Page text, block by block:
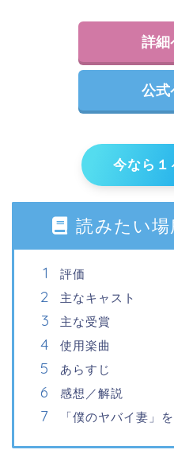
詳細
公式
今なら１
読みたい場
評価
主なキャスト
主な受賞
使用楽曲
あらすじ
感想／解説
「僕のヤバイ妻」